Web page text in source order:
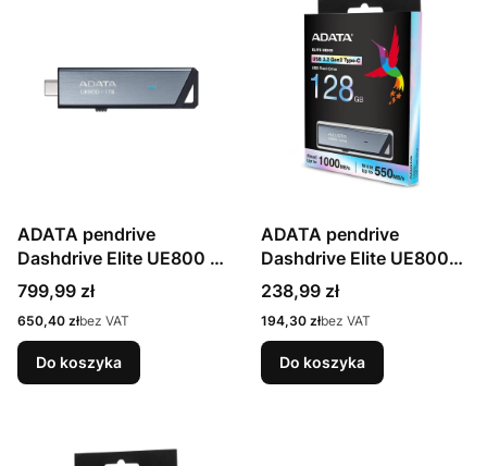
ADATA pendrive
Dashdrive Elite UE800 1
TB
Cena
799,99 zł
Cena
650,40 złbez VAT
Do koszyka
ADATA pendrive
Dashdrive Elite UE800
128 GB
Cena
238,99 zł
Cena
194,30 złbez VAT
Do koszyka